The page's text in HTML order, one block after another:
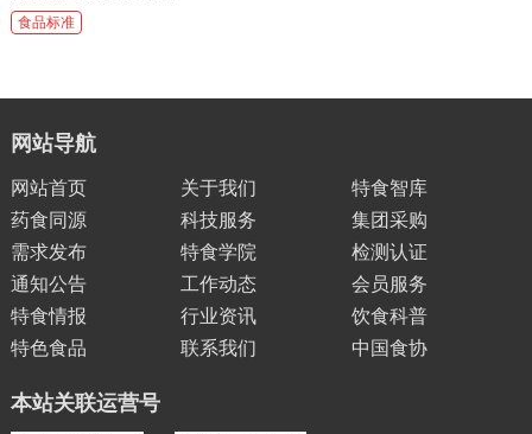
食品标准
网站导航
网站首页 关于我们
特食智库
药食同源
科技服务
集团采购
需求发布
特食学院
检测认证
通知公告
工作动态
会员服务
特食情报
行业资讯
饮食科普
特色食品
联系我们 中国食协
本站关联运营号